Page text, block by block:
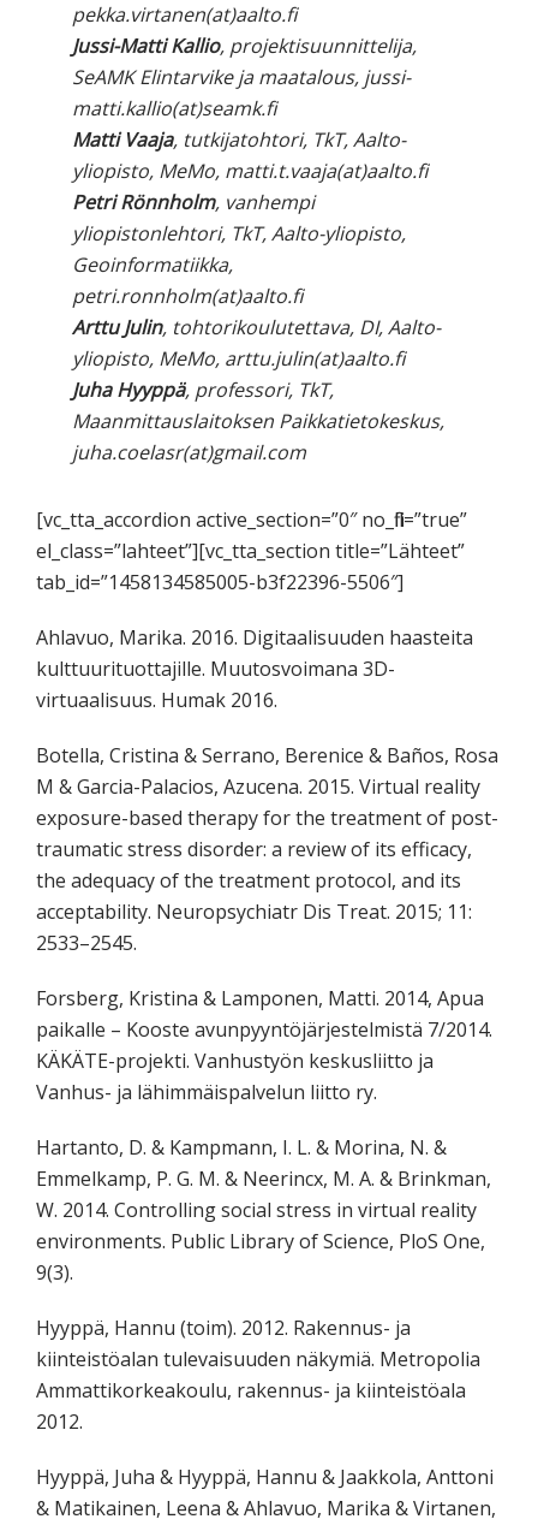
pekka.virtanen(at)aalto.fi
Jussi-Matti Kallio, projektisuunnittelija,
SeAMK Elintarvike ja maatalous, jussi-
matti.kallio(at)seamk.fi
Matti Vaaja, tutkijatohtori, TkT, Aalto-
yliopisto, MeMo, matti.t.vaaja(at)aalto.fi
Petri Rönnholm, vanhempi
yliopistonlehtori, TkT, Aalto-yliopisto,
Geoinformatiikka,
petri.ronnholm(at)aalto.fi
Arttu Julin, tohtorikoulutettava, DI, Aalto-
yliopisto, MeMo, arttu.julin(at)aalto.fi
Juha Hyyppä, professori, TkT,
Maanmittauslaitoksen Paikkatietokeskus,
juha.coelasr(at)gmail.com
[vc_tta_accordion active_section=”0″ no_fill=”true”
el_class=”lahteet”][vc_tta_section title=”Lähteet”
tab_id=”1458134585005-b3f22396-5506″]
Ahlavuo, Marika. 2016. Digitaalisuuden haasteita
kulttuurituottajille. Muutosvoimana 3D-
virtuaalisuus. Humak 2016.
Botella, Cristina & Serrano, Berenice & Baños, Rosa
M & Garcia-Palacios, Azucena. 2015. Virtual reality
exposure-based therapy for the treatment of post-
traumatic stress disorder: a review of its efficacy,
the adequacy of the treatment protocol, and its
acceptability. Neuropsychiatr Dis Treat. 2015; 11:
2533–2545.
Forsberg, Kristina & Lamponen, Matti. 2014, Apua
paikalle – Kooste avunpyyntöjärjestelmistä 7/2014.
KÄKÄTE-projekti. Vanhustyön keskusliitto ja
Vanhus- ja lähimmäispalvelun liitto ry.
Hartanto, D. & Kampmann, I. L. & Morina, N. &
Emmelkamp, P. G. M. & Neerincx, M. A. & Brinkman,
W. 2014. Controlling social stress in virtual reality
environments. Public Library of Science, PloS One,
9(3).
Hyyppä, Hannu (toim). 2012. Rakennus- ja
kiinteistöalan tulevaisuuden näkymiä. Metropolia
Ammattikorkeakoulu, rakennus- ja kiinteistöala
2012.
Hyyppä, Juha & Hyyppä, Hannu & Jaakkola, Anttoni
& Matikainen, Leena & Ahlavuo, Marika & Virtanen,